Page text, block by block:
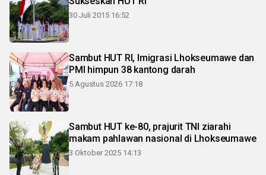
30 Juli 2015 16:52
Sambut HUT RI, Imigrasi Lhokseumawe dan
PMI himpun 38 kantong darah
5 Agustus 2026 17:18
Sambut HUT ke-80, prajurit TNI ziarahi
makam pahlawan nasional di Lhokseumawe
3 Oktober 2025 14:13